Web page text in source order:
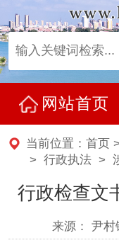
网站首页
当前位置： 首页
> 行政执法 >
行政检查文
来源： 尹村